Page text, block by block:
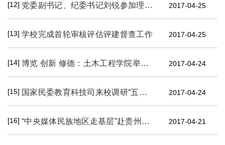
[12] 党委副书记、纪委书记刘锐参加理学院、预科教育学院信息161班团支部“一学一做”主题团会 2017-04-25
[13] 学校完成首轮审核评估评建督查工作 2017-04-25
[14] 博览 创新 修德：土木工程学院举行世界读书日主题活动暨科技文化节开幕式 2017-04-24
[15] 国家民委教育科技司来校调研“五个认同”教育工作 2017-04-24
[16] “中央媒体民族地区走基层”赴贵州铜仁玉屏县报道我校油茶科技扶贫情况 2017-04-21